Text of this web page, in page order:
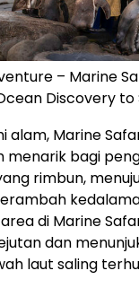
– Marine
Discovery to
alam, Marine
menarik bagi
rimbun,
di Marine
dan
laut saling